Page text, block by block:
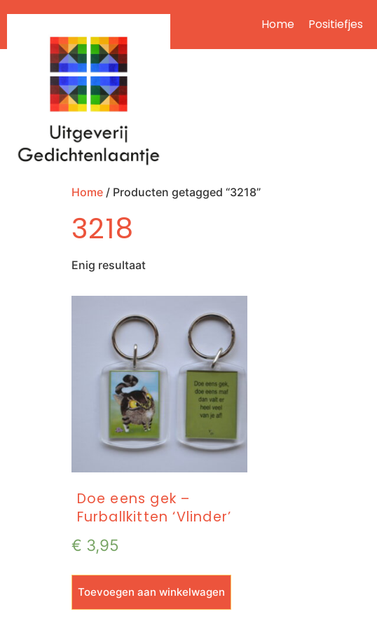
Home Positiefjes
Home / Producten getagged “3218”
3218
Enig resultaat
Doe eens gek –
Furballkitten ‘Vlinder’
€ 3,95
Toevoegen aan winkelwagen